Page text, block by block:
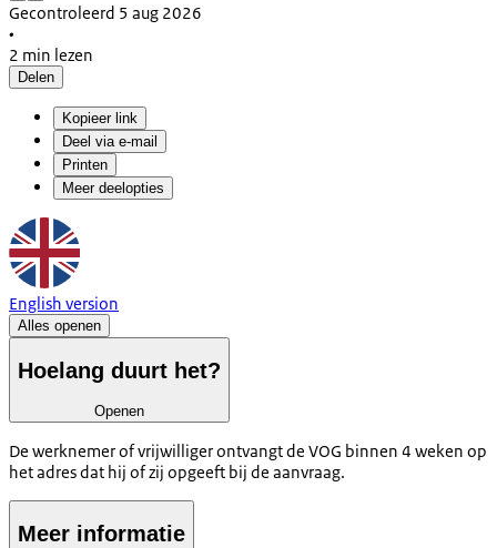
Gecontroleerd 5 aug 2026
•
2 min lezen
Delen
Kopieer link
Deel via e-mail
Printen
Meer deelopties
English version
Alles openen
Hoelang duurt het?
Openen
De werknemer of vrijwilliger ontvangt de VOG binnen 4 weken op
het adres dat hij of zij opgeeft bij de aanvraag.
Meer informatie